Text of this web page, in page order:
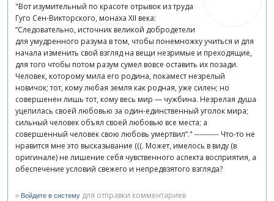
"Вот изумительный по красоте отрывок из труда
Гуго Сен-Викторского, монаха XII века:
“Следовательно, источник великой добродетели
для умудренного разума в том, чтобы понемножку учиться и для
начала изменить свой взгляд на вещи незримые и преходящие,
для того чтобы потом разум сумел вовсе оставить их позади.
Человек, которому мила его родина, покамест незрелый
новичок; тот, кому любая земля как родная, уже силен; но
совершенен лишь тот, кому весь мир — чужбина. Незрелая душа
уцепилась своей любовью за один-единственный уголок мира;
сильный человек объял своей любовью все места; а
совершенный человек свою любовь умертвил”." ---------- Что-то не
нравится мне это высказывание (((. Может, имелось в виду (в
оригинале) не лишение себя чувственного аспекта восприятия, а
обеспечение условий свежего и непредвзятого взгляда?
» Войдите в систему для отправки комментариев